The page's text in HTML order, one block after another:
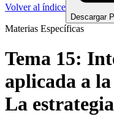
Volver al índice
Descargar
Materias Específicas
Tema 15:
aplicada a
La